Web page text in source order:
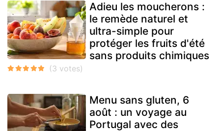
Adieu les moucherons :
le remède naturel et
ultra-simple pour
protéger les fruits d'été
sans produits chimiques
Menu sans gluten, 6
août : un voyage au
Portugal avec des